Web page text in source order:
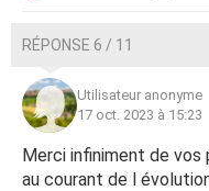
RÉPONSE 6 / 11
Utilisateur anonyme
17 oct. 2023 à 15:23
Merci infiniment de vos
au courant de l